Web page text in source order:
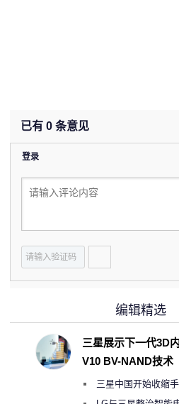
已有 0 条意见
登录
编辑精选
三星展示下一代3D
V10 BV-NAND技术
三星中国开始收缩